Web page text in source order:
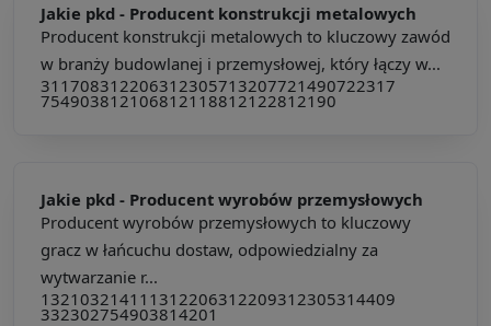
Jakie pkd - Producent konstrukcji metalowych
Producent konstrukcji metalowych to kluczowy zawód
w branży budowlanej i przemysłowej, który łączy w...
311708312206312305713207721490722317
754903812106812118812122812190
Jakie pkd - Producent wyrobów przemysłowych
Producent wyrobów przemysłowych to kluczowy
gracz w łańcuchu dostaw, odpowiedzialny za
wytwarzanie r...
132103214111312206312209312305314409
332302754903814201